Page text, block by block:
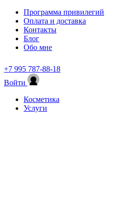
Программа привилегий
Оплата и доставка
Контакты
Блог
Обо мне
+7 995 787-88-18
Войти
Косметика
Услуги